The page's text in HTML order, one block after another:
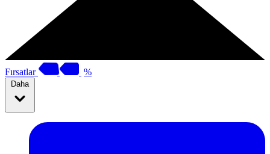
Fırsatlar %
Daha